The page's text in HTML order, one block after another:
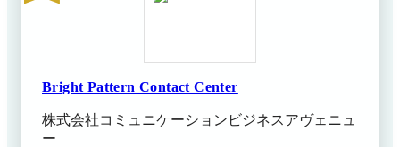
対業務全体を運用できます。金融や小売、保険な
プラットフォームです。中小規模から大規模まで
幅広い運用に対応しており、問い合わせチャネル
す。
Bright Pattern Contact Center
株式会社コミュニケーションビジネスアヴェニュ
ー